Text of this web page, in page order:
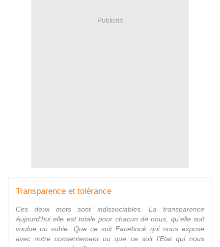
Publicité
Transparence et tolérance
Ces deux mots sont indissociables. La transparence
Aujourd'hui elle est totale pour chacun de nous, qu'elle soit
voulue ou subie. Que ce soit Facebook qui nous expose
avec notre consentement ou que ce soit l'Etat qui nous